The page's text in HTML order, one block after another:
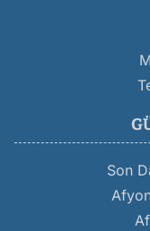
Son